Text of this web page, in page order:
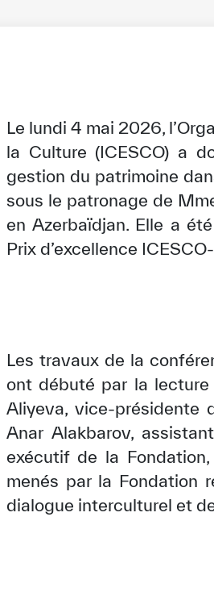
Le lundi 4 mai 2026,
la Culture (ICESCO) a
gestion du patrimoine
sous le patronage de
en Azerbaïdjan. Elle a
Prix d’excellence
Les travaux de la
ont débuté par la
Aliyeva, vice-présidente
Anar Alakbarov,
exécutif de la
menés par la Fondation
dialogue interculturel et